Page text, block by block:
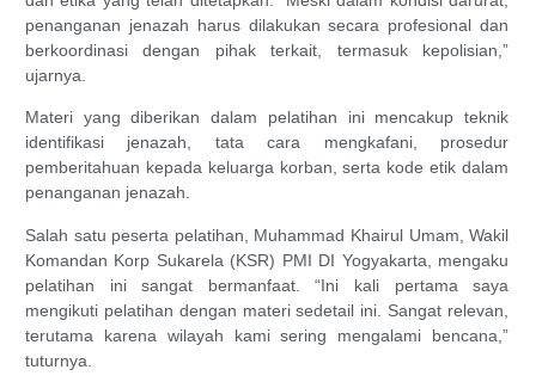
penanganan jenazah harus dilakukan secara profesional dan
berkoordinasi dengan pihak terkait, termasuk kepolisian,”
ujarnya.
Materi yang diberikan dalam pelatihan ini mencakup teknik
identifikasi jenazah, tata cara mengkafani, prosedur
pemberitahuan kepada keluarga korban, serta kode etik dalam
penanganan jenazah.
Salah satu peserta pelatihan, Muhammad Khairul Umam, Wakil
Komandan Korp Sukarela (KSR) PMI DI Yogyakarta, mengaku
pelatihan ini sangat bermanfaat. “Ini kali pertama saya
mengikuti pelatihan dengan materi sedetail ini. Sangat relevan,
terutama karena wilayah kami sering mengalami bencana,”
tuturnya.